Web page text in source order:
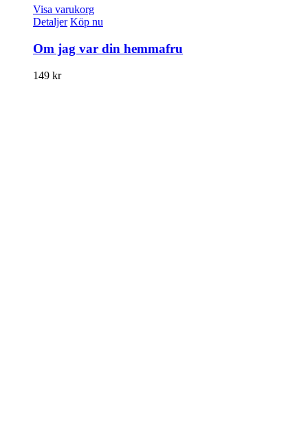
Visa varukorg
Detaljer Köp nu
Om jag var din hemmafru
149 kr